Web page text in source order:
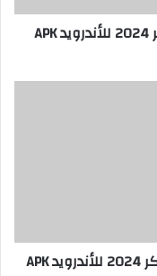
تحميل تطبيق Panda VPN Pro مهكر 2024 للأندرويد APK
تحميل برنامج AdGuard Premium مهكر 2024 للأندرويد APK